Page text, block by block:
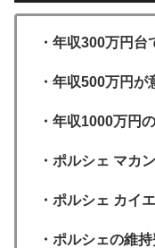
・年収300万円
・年収500万円が
・年収1000万円
・ポルシェ マカ
・ポルシェ カイ
・ポルシェの維